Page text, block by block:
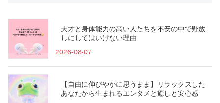
天才と身体能力の高い人たちを不安の中で野放
しにしてはいけない理由
2026-08-07
【自由に伸びやかに思うまま】リラックスした
あなたから生まれるエンタメと癒しと安心感